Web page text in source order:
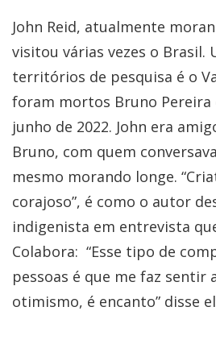
John Reid, atualmente
visitou várias vezes o Brasil.
territórios de pesquisa é o
foram mortos Bruno Pereira
junho de 2022. John era
Bruno, com quem
mesmo morando longe.
corajoso”, é como o autor
indigenista em entrevista
Colabora: “Esse tipo de
pessoas é que me faz sentir
otimismo, é encanto” disse